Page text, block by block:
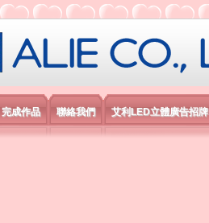
電子有限公司
完成作品 聯絡我們 艾利LED立體廣告招牌